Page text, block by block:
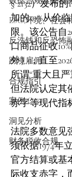
ESG(环境、社会
反洗钱和反恐怖
跨境雇佣
合规指引
案例 Case
洞见分析
财务税收合规
§ 2132）发布的
加的10%从价
限。该公告自
口商品征收
外），直至
所谓“重大且
但法院认定其
赤字等现代指
法院多数意见
须依据1974年
官方结算或基
际收支赤字，